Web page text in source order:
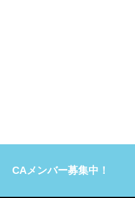
CAメンバー募集中！